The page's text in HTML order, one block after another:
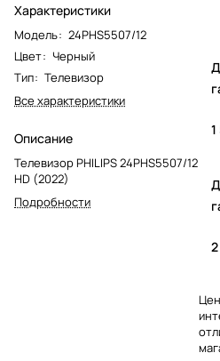
Характеристики
Модель: 24PHS5507/12
Цвет: Черный
Тип: Телевизор
Все характеристики
Описание
Телевизор PHILIPS 24PHS5507/12
HD (2022)
Подробности